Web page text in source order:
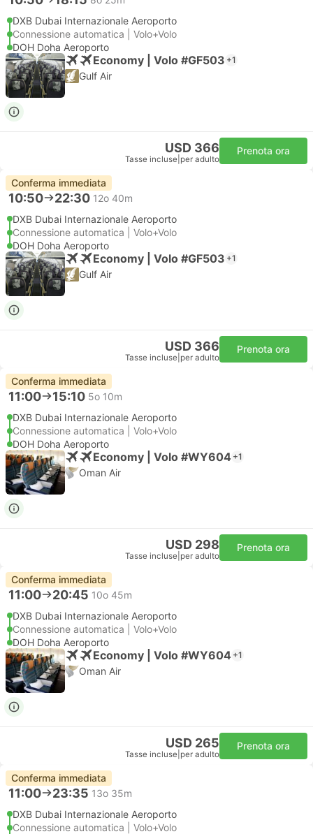
DXB Dubai Internazionale Aeroporto
Connessione automatica | Volo+Volo
DOH Doha Aeroporto
Economy | Volo #GF503 +1
Gulf Air
USD 366
Tasse incluse per adulto
Prenota ora
Conferma immediata
10:50 22:30 12o 40m
DXB Dubai Internazionale Aeroporto
Connessione automatica | Volo+Volo
DOH Doha Aeroporto
Economy | Volo #GF503 +1
Gulf Air
USD 366
Tasse incluse per adulto
Prenota ora
Conferma immediata
11:00 15:10 5o 10m
DXB Dubai Internazionale Aeroporto
Connessione automatica | Volo+Volo
DOH Doha Aeroporto
Economy | Volo #WY604 +1
Oman Air
USD 298
Tasse incluse per adulto
Prenota ora
Conferma immediata
11:00 20:45 10o 45m
DXB Dubai Internazionale Aeroporto
Connessione automatica | Volo+Volo
DOH Doha Aeroporto
Economy | Volo #WY604 +1
Oman Air
USD 265
Tasse incluse per adulto
Prenota ora
Conferma immediata
11:00 23:35 13o 35m
DXB Dubai Internazionale Aeroporto
Connessione automatica | Volo+Volo